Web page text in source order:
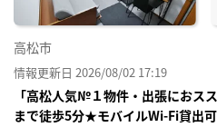
高松市
情報更新日 2026/08/02 17:19
「高松人気№１物件・出張におス
まで徒歩5分★モバイルWi-Fi貸出可